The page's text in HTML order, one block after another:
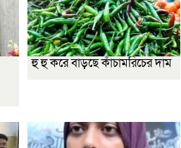
হু হু করে বাড়ছে কাঁচামরিচের দাম